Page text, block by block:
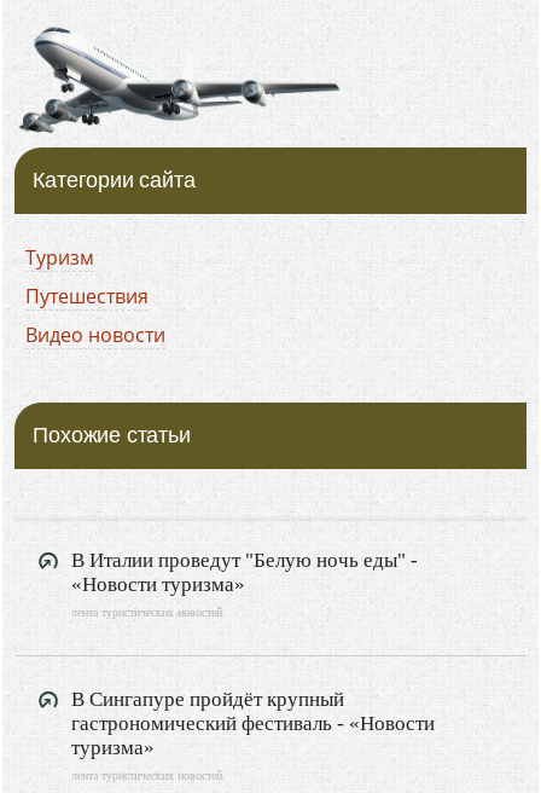
Категории сайта
Туризм
Путешествия
Видео новости
Похожие статьи
В Италии проведут "Белую ночь еды" -
«Новости туризма»
лента туристических новостей
В Сингапуре пройдёт крупный
гастрономический фестиваль - «Новости
туризма»
лента туристических новостей